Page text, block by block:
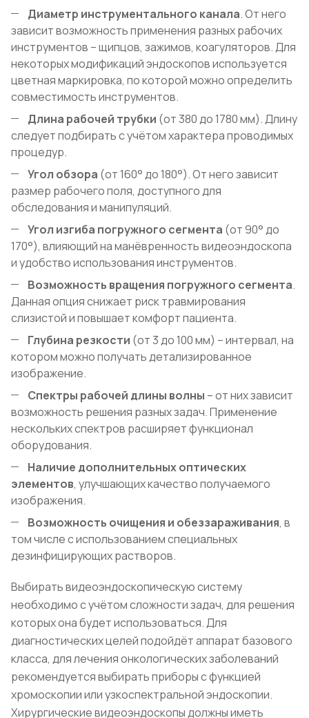
Диаметр инструментального канала. От него
зависит возможность применения разных рабочих
инструментов – щипцов, зажимов, коагуляторов. Для
некоторых модификаций эндоскопов используется
цветная маркировка, по которой можно определить
совместимость инструментов.
Длина рабочей трубки (от 380 до 1780 мм). Длину
следует подбирать с учётом характера проводимых
процедур.
Угол обзора (от 160° до 180°). От него зависит
размер рабочего поля, доступного для
обследования и манипуляций.
Угол изгиба погружного сегмента (от 90° до
170°), влияющий на манёвренность видеоэндоскопа
и удобство использования инструментов.
Возможность вращения погружного сегмента.
Данная опция снижает риск травмирования
слизистой и повышает комфорт пациента.
Глубина резкости (от 3 до 100 мм) – интервал, на
котором можно получать детализированное
изображение.
Спектры рабочей длины волны – от них зависит
возможность решения разных задач. Применение
нескольких спектров расширяет функционал
оборудования.
Наличие дополнительных оптических
элементов, улучшающих качество получаемого
изображения.
Возможность очищения и обеззараживания, в
том числе с использованием специальных
дезинфицирующих растворов.
Выбирать видеоэндоскопическую систему
необходимо с учётом сложности задач, для решения
которых она будет использоваться. Для
диагностических целей подойдёт аппарат базового
класса, для лечения онкологических заболеваний
рекомендуется выбирать приборы с функцией
хромоскопии или узкоспектральной эндоскопии.
Хирургические видеоэндоскопы должны иметь